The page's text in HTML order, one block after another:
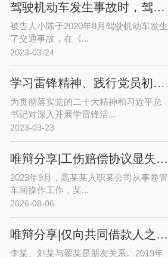
驾驶机动车发生事故时，驾驶证逾期未换证，保险公司是否赔偿？
被告人小陈于2020年8月驾驶机动车发生
了交通事故，在《...
2023-03-24
学习雷锋精神、践行党员初心——唯辩律师事务所开展党日活动
为贯彻落实党的二十大精神和习近平总
书记对深入开展学雷锋活...
2023-03-23
唯辩分享|工伤赔偿协议显失公平时，法院可予撤销么？
2023年9月，高某某入职某公司从事卷管
车间操作工作，某...
2026-08-06
唯辩分享|仅向共同借款人之一催款，能否中断对其他借款人的诉讼时效？
李某、刘某与翟某是朋友关系。2019年